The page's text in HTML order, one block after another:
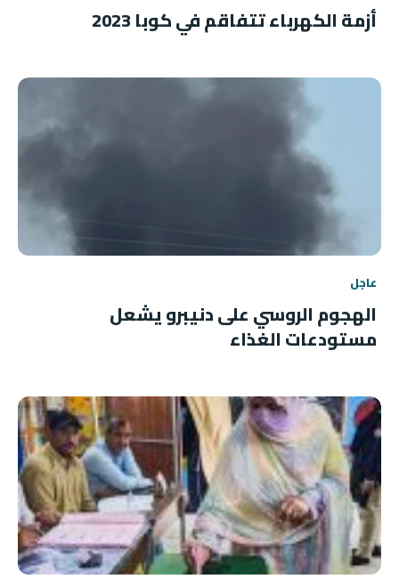
أزمة الكهرباء تتفاقم في كوبا 2023
عاجل
الهجوم الروسي على دنيبرو يشعل
مستودعات الغذاء